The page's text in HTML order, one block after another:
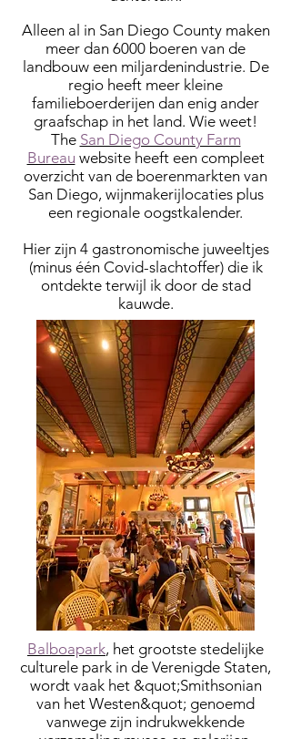
Alleen al in San Diego County maken
meer dan 6000 boeren van de
landbouw een miljardenindustrie. De
regio heeft meer kleine
familieboerderijen dan enig ander
graafschap in het land. Wie weet!
The San Diego County Farm
Bureau website heeft een compleet
overzicht van de boerenmarkten van
San Diego, wijnmakerijlocaties plus
een regionale oogstkalender.
Hier zijn 4 gastronomische juweeltjes
(minus één Covid-slachtoffer) die ik
ontdekte terwijl ik door de stad
kauwde.
Balboapark, het grootste stedelijke
culturele park in de Verenigde Staten,
wordt vaak het &quot;Smithsonian
van het Westen&quot; genoemd
vanwege zijn indrukwekkende